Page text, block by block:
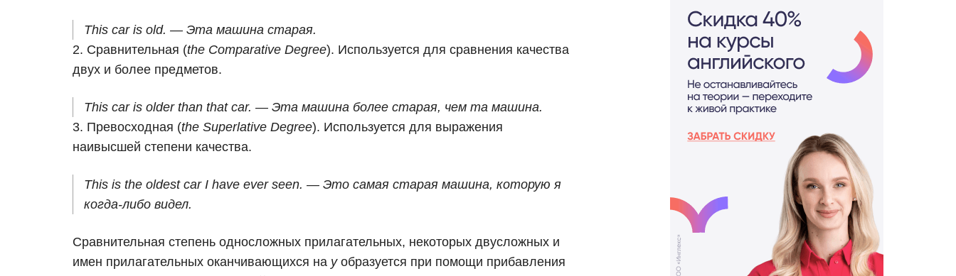
This car is old. — Эта машина старая.
Сравнительная (the Comparative Degree). Используется для сравнения качества
двух и более предметов.
This car is older than that car. — Эта машина более старая, чем та машина.
Превосходная (the Superlative Degree). Используется для выражения
наивысшей степени качества.
This is the oldest car I have ever seen. — Это самая старая машина, которую я
когда-либо видел.
Сравнительная степень односложных прилагательных, некоторых двусложных и
имен прилагательных оканчивающихся на yобразуется при помощи прибавления